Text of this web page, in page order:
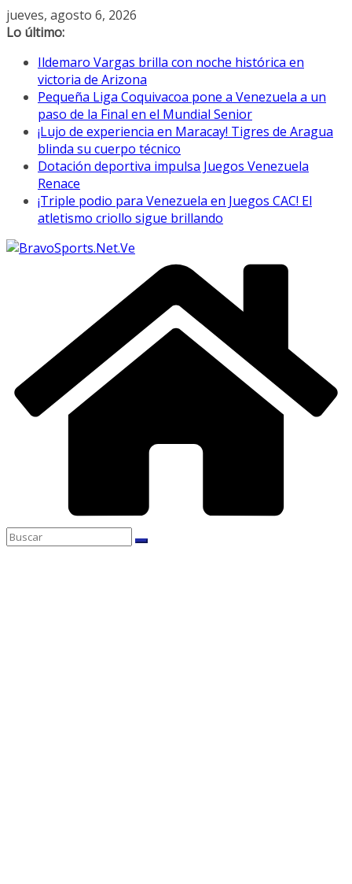
Saltar
al
jueves, agosto 6, 2026
Lo último:
Ildemaro Vargas brilla con noche histórica en
victoria de Arizona
Pequeña Liga Coquivacoa pone a Venezuela a un
paso de la Final en el Mundial Senior
¡Lujo de experiencia en Maracay! Tigres de Aragua
blinda su cuerpo técnico
Dotación deportiva impulsa Juegos Venezuela
Renace
¡Triple podio para Venezuela en Juegos CAC! El
atletismo criollo sigue brillando